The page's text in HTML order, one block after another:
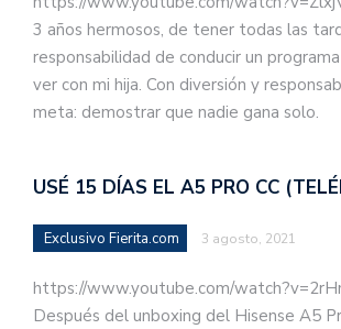
3 años hermosos, de tener todas las
responsabilidad de conducir un
ver con mi hija. Con diversión y
meta: demostrar que nadie gana solo.
USÉ 15 DÍAS EL A5 PRO CC
Exclusivo Fierita.com 3 agosto, 2021
https://www.youtube.com/
Después del unboxing del Hisense A5